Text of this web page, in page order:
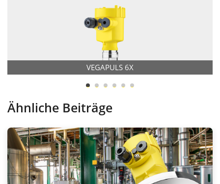
VEGAPULS 6X
Ähnliche Beiträge